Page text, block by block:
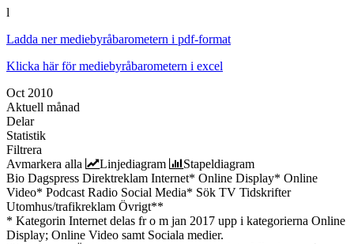
l
Ladda ner mediebyråbarometern i pdf-format
Klicka här för mediebyråbarometern i excel
Oct 2010
Aktuell månad
Delar
Statistik
Filtrera
Avmarkera alla
Linjediagram
Stapeldiagram
Bio Dagspress Direktreklam Internet* Online Display* Online
Video* Podcast Radio Social Media* Sök TV Tidskrifter
Utomhus/trafikreklam Övrigt**
* Kategorin Internet delas fr o m jan 2017 upp i kategorierna Online
Display; Online Video samt Sociala medier.